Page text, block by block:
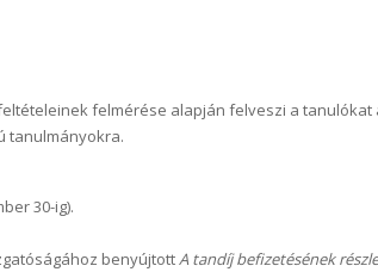
felmérése alapján felveszi a
tanulmányokra.
30-ig).
benyújtottA tandíj befizetésének